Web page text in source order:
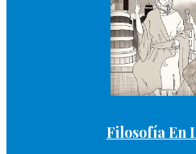
Filosofía En